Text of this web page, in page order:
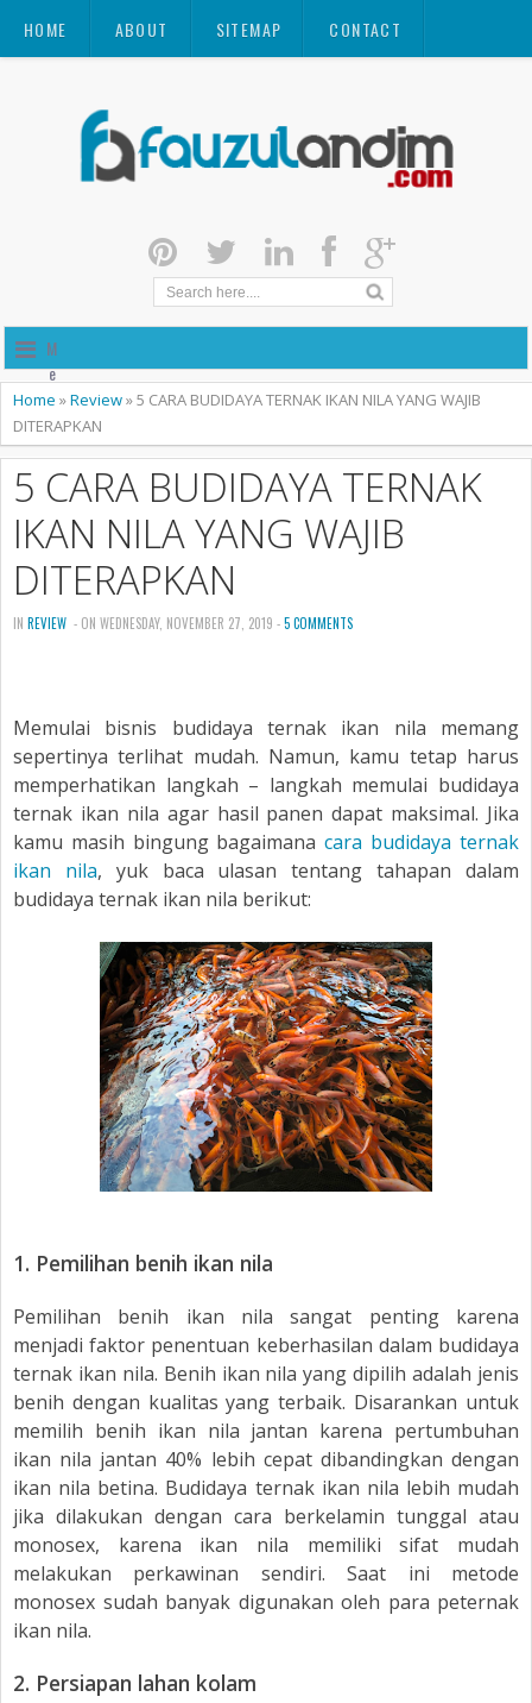
HOME ABOUT SITEMAP CONTACT
M
e
n
u
Home »Review»5 CARA BUDIDAYA TERNAK IKAN NILA YANG WAJIB
DITERAPKAN
5 CARA BUDIDAYA TERNAK
IKAN NILA YANG WAJIB
DITERAPKAN
IN REVIEW - ON WEDNESDAY, NOVEMBER 27, 2019 -5 COMMENTS
Memulai bisnis budidaya ternak ikan nila memang
sepertinya terlihat mudah. Namun, kamu tetap harus
memperhatikan langkah – langkah memulai budidaya
ternak ikan nila agar hasil panen dapat maksimal. Jika
kamu masih bingung bagaimanacara budidaya ternak
ikan nila, yuk baca ulasan tentang tahapan dalam
budidaya ternak ikan nila berikut:
1. Pemilihan benih ikan nila
Pemilihan benih ikan nila sangat penting karena
menjadi faktor penentuan keberhasilan dalam budidaya
ternak ikan nila. Benih ikan nila yang dipilih adalah jenis
benih dengan kualitas yang terbaik. Disarankan untuk
memilih benih ikan nila jantan karena pertumbuhan
ikan nila jantan 40% lebih cepat dibandingkan dengan
ikan nila betina. Budidaya ternak ikan nila lebih mudah
jika dilakukan dengan cara berkelamin tunggal atau
monosex, karena ikan nila memiliki sifat mudah
melakukan perkawinan sendiri. Saat ini metode
monosex sudah banyak digunakan oleh para peternak
ikan nila.
2. Persiapan lahan kolam